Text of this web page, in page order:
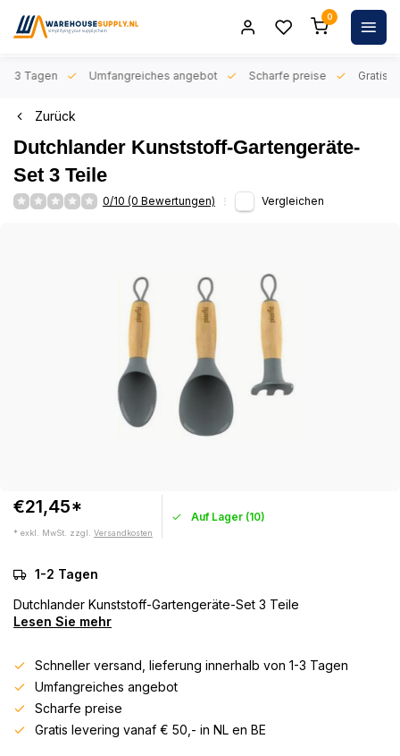
0
3 Tagen Umfangreiches angebot Scharfe preise Gratis
Zurück
Dutchlander Kunststoff-Gartengeräte-
Set 3 Teile
0/10 (0 Bewertungen) Vergleichen
€21,45*
* exkl. MwSt. zzgl. Versandkosten
Auf Lager (10)
1-2 Tagen
Dutchlander Kunststoff-Gartengeräte-Set 3 Teile
Lesen Sie mehr
Schneller versand, lieferung innerhalb von 1-3 Tagen
Umfangreiches angebot
Scharfe preise
Gratis levering vanaf € 50,- in NL en BE